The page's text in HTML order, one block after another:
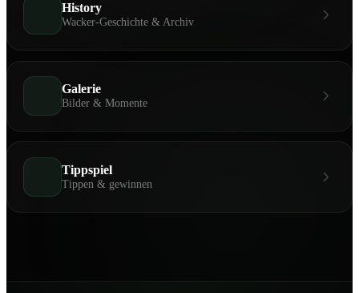
History
Wacker-Geschichte & Archiv
Galerie
Bilder & Momente
Tippspiel
Tippen & gewinnen